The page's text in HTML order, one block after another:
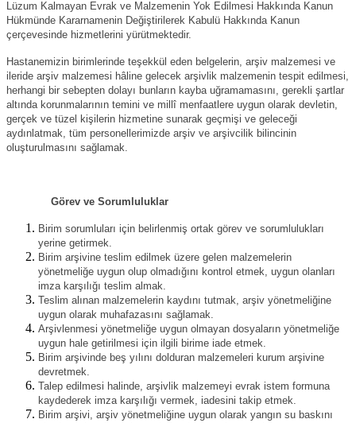
Lüzum Kalmayan Evrak ve Malzemenin Yok Edilmesi Hakkında Kanun
Hükmünde Kararnamenin Değiştirilerek Kabulü Hakkında Kanun
çerçevesinde hizmetlerini yürütmektedir.
Hastanemizin birimlerinde teşekkül eden belgelerin, arşiv malzemesi ve
ileride arşiv malzemesi hâline gelecek arşivlik malzemenin tespit edilmesi,
herhangi bir sebepten dolayı bunların kayba uğramamasını, gerekli şartlar
altında korunmalarının temini ve millî menfaatlere uygun olarak devletin,
gerçek ve tüzel kişilerin hizmetine sunarak geçmişi ve geleceği
aydınlatmak, tüm personellerimizde arşiv ve arşivcilik bilincinin
oluşturulmasını sağlamak.
Görev ve Sorumluluklar
Birim sorumluları için belirlenmiş ortak görev ve sorumlulukları
yerine getirmek.
Birim arşivine teslim edilmek üzere gelen malzemelerin
yönetmeliğe uygun olup olmadığını kontrol etmek, uygun olanları
imza karşılığı teslim almak.
Teslim alınan malzemelerin kaydını tutmak, arşiv yönetmeliğine
uygun olarak muhafazasını sağlamak.
Arşivlenmesi yönetmeliğe uygun olmayan dosyaların yönetmeliğe
uygun hale getirilmesi için ilgili birime iade etmek.
Birim arşivinde beş yılını dolduran malzemeleri kurum arşivine
devretmek.
Talep edilmesi halinde, arşivlik malzemeyi evrak istem formuna
kaydederek imza karşılığı vermek, iadesini takip etmek.
Birim arşivi, arşiv yönetmeliğine uygun olarak yangın su baskını